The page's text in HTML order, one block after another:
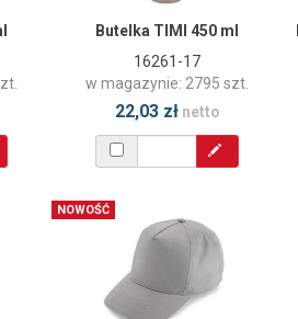
Butelka TIMI 450 ml
16261-17
w magazynie: 2795 szt.
22,03 złnetto
NOWOŚĆ